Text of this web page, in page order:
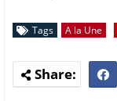
Tags A la Une